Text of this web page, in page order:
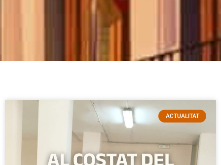
ies
ACTUALITAT